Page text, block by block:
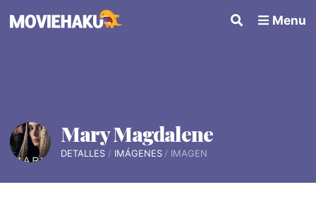
Menu
Mary Magdalene
DETALLES IMÁGENES IMAGEN